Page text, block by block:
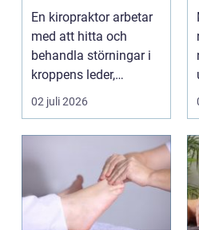
tillbaka
En kiropraktor arbetar
med att hitta och
behandla störningar i
kroppens leder,
muskler och
nervsyste...
02 juli 2026